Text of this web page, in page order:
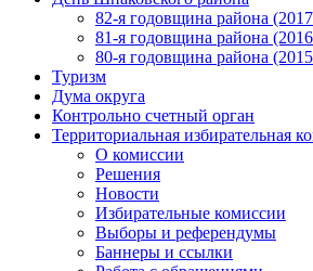
82-я годовщина района
81-я годовщина района
80-я годовщина района
Туризм
Дума округа
Контрольно счетный орган
Территориальная избирательная
О комиссии
Решения
Новости
Избирательные комиссии
Выборы и референдумы
Баннеры и ссылки